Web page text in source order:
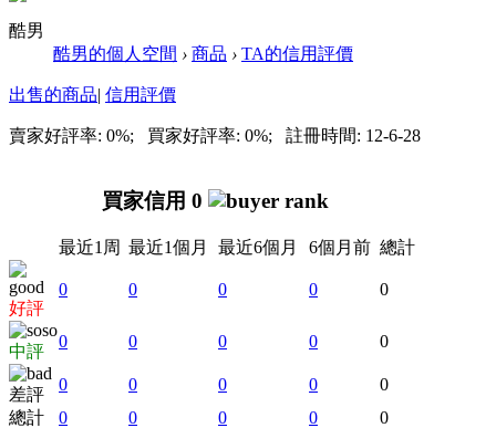
酷男
酷男的個人空間 › 商品 › TA的信用評價
出售的商品| 信用評價
賣家好評率: 0%; 買家好評率: 0%; 註冊時間: 12-6-28
買家信用 0
最近1周 最近1個月 最近6個月 6個月前 總計
好評
0 0 0 0 0
中評
0 0 0 0 0
差評
0 0 0 0
0
總計
0 0 0 0 0